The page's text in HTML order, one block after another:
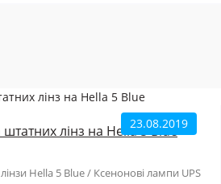
23.08.2019
штатних лінз на Hella 5 Blue
Hella 5 Blue / Ксенонові лампи UPS